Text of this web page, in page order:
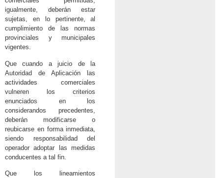
igualmente, deberán estar
sujetas, en lo pertinente, al
cumplimiento de las normas
provinciales y municipales
vigentes.
Que cuando a juicio de la
Autoridad de Aplicación las
actividades comerciales
vulneren los criterios
enunciados en los
considerandos precedentes,
deberán modificarse o
reubicarse en forma inmediata,
siendo responsabilidad del
operador adoptar las medidas
conducentes a tal fin.
Que los lineamientos